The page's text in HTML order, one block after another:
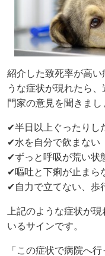
紹介した致死率が高
うな症状が現れたら
門家の意見を聞きまし
✔半日以上ぐったりし
✔水を自分で飲まない
✔ずっと呼吸が荒い状
✔嘔吐と下痢が止まら
✔自力で立てない、歩
上記のような症状が
いるサインです。
「この症状で病院へ